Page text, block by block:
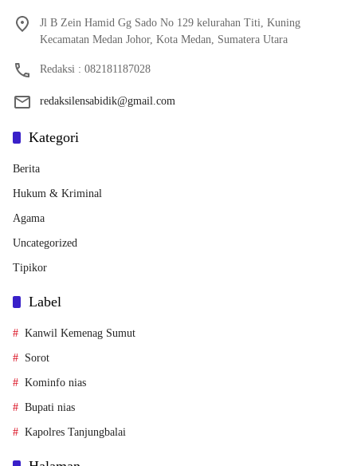
Jl B Zein Hamid Gg Sado No 129 kelurahan Titi, Kuning
Kecamatan Medan Johor, Kota Medan, Sumatera Utara
Redaksi : 082181187028
redaksilensabidik@gmail.com
Kategori
Berita
Hukum & Kriminal
Agama
Uncategorized
Tipikor
Label
Kanwil Kemenag Sumut
Sorot
Kominfo nias
Bupati nias
Kapolres Tanjungbalai